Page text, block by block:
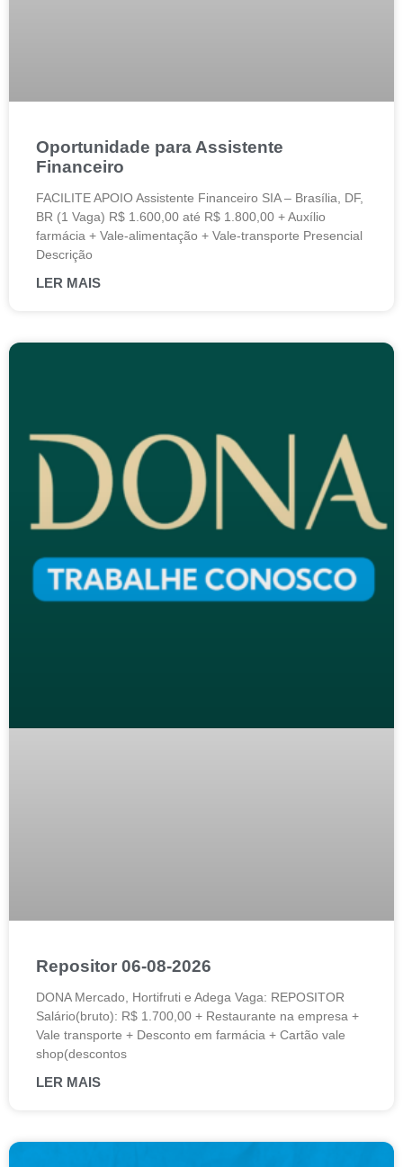
Oportunidade para Assistente
Financeiro
FACILITE APOIO Assistente Financeiro SIA – Brasília, DF,
BR (1 Vaga) R$ 1.600,00 até R$ 1.800,00 + Auxílio
farmácia + Vale-alimentação + Vale-transporte Presencial
Descrição
LER MAIS
Repositor 06-08-2026
DONA Mercado, Hortifruti e Adega Vaga: REPOSITOR
Salário(bruto): R$ 1.700,00 + Restaurante na empresa +
Vale transporte + Desconto em farmácia + Cartão vale
shop(descontos
LER MAIS